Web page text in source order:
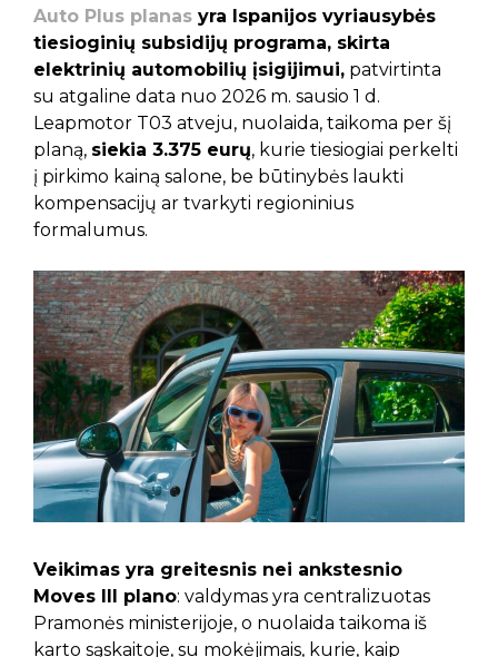
Auto Plus planas yra Ispanijos vyriausybės
tiesioginių subsidijų programa, skirta
elektrinių automobilių įsigijimui, patvirtinta
su atgaline data nuo 2026 m. sausio 1 d.
Leapmotor T03 atveju, nuolaida, taikoma per šį
planą, siekia 3.375 eurų, kurie tiesiogiai perkelti
į pirkimo kainą salone, be būtinybės laukti
kompensacijų ar tvarkyti regioninius
formalumus.
Veikimas yra greitesnis nei ankstesnio
Moves III plano: valdymas yra centralizuotas
Pramonės ministerijoje, o nuolaida taikoma iš
karto sąskaitoje, su mokėjimais, kurie, kaip